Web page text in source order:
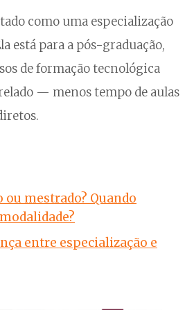
como uma especialização
está para a pós-graduação,
de formação tecnológica
— menos tempo de aulas
ou mestrado? Quando
entre especialização e